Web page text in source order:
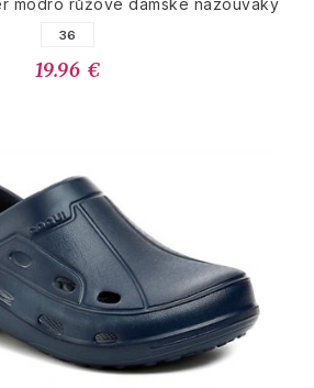
modro růžové dámské nazouváky
36
19.96 €